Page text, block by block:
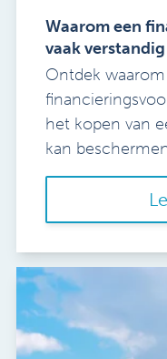
Waarom een
vaak
Ontdek
het kopen van
kan